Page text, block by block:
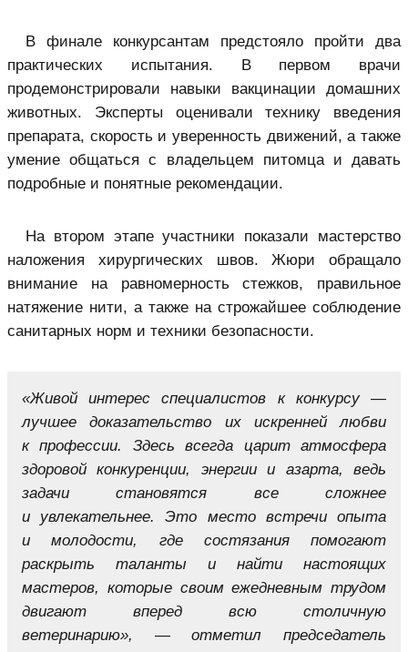
В финале конкурсантам предстояло пройти два
практических испытания. В первом врачи
продемонстрировали навыки вакцинации домашних
животных. Эксперты оценивали технику введения
препарата, скорость и уверенность движений, а также
умение общаться с владельцем питомца и давать
подробные и понятные рекомендации.
На втором этапе участники показали мастерство
наложения хирургических швов. Жюри обращало
внимание на равномерность стежков, правильное
натяжение нити, а также на строжайшее соблюдение
санитарных норм и техники безопасности.
«Живой интерес специалистов к конкурсу —
лучшее доказательство их искренней любви
к профессии. Здесь всегда царит атмосфера
здоровой конкуренции, энергии и азарта, ведь
задачи становятся все сложнее
и увлекательнее. Это место встречи опыта
и молодости, где состязания помогают
раскрыть таланты и найти настоящих
мастеров, которые своим ежедневным трудом
двигают вперед всю столичную
ветеринарию», — отметил председатель